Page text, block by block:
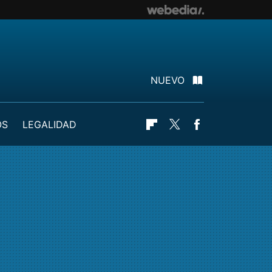
NUEVO
LEGALIDAD Flipboard
Twitter